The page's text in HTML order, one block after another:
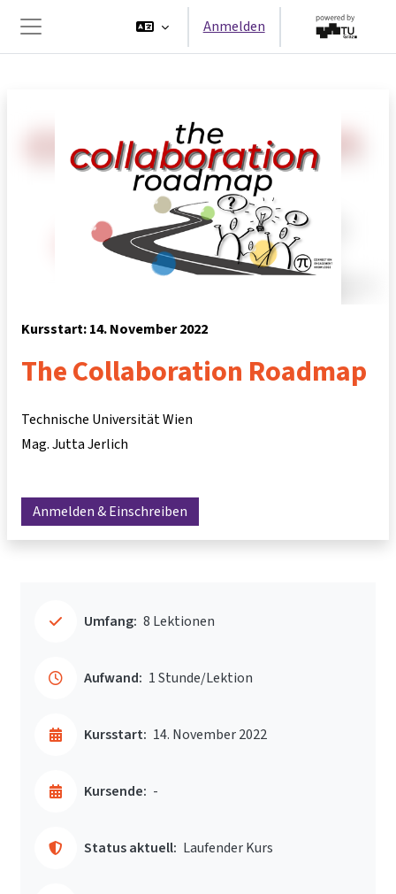
Website-Übersicht
Anmelden
Kursstart: 14. November 2022
The Collaboration Roadmap
Technische Universität Wien
Mag. Jutta Jerlich
Anmelden & Einschreiben
Umfang: 8 Lektionen
Aufwand: 1 Stunde/Lektion
Kursstart: 14. November 2022
Kursende: -
Status aktuell: Laufender Kurs